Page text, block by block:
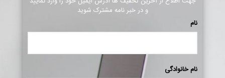
و در خبر نامه مشترک شوید
نام
نام خانوادگی